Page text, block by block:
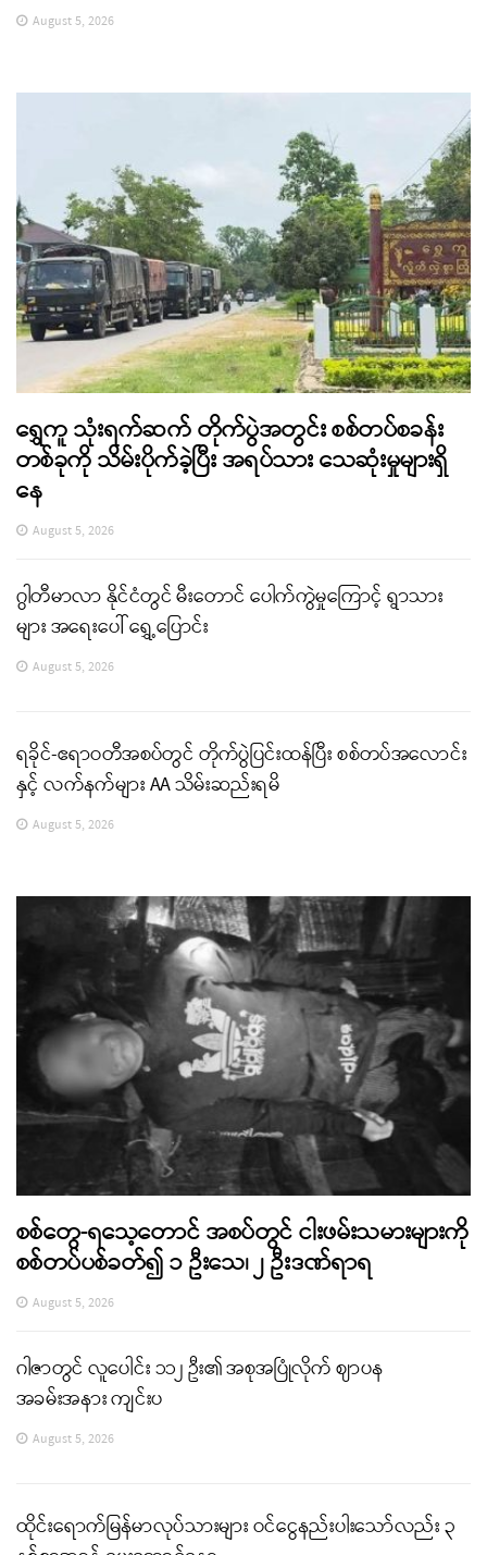
August 5, 2026
ရွှေကူ သုံးရက်ဆက် တိုက်ပွဲအတွင်း စစ်တပ်စခန်း
တစ်ခုကို သိမ်းပိုက်ခဲ့ပြီး အရပ်သား သေဆုံးမှုများရှိ
နေ
August 5, 2026
ဂွါတီမာလာ နိုင်ငံတွင် မီးတောင် ပေါက်ကွဲမှုကြောင့် ရွာသား
များ အရေးပေါ် ရွှေ့ပြောင်း
August 5, 2026
ရခိုင်-ဧရာဝတီအစပ်တွင် တိုက်ပွဲပြင်းထန်ပြီး စစ်တပ်အလောင်း
နှင့် လက်နက်များ AA သိမ်းဆည်းရမိ
August 5, 2026
စစ်တွေ-ရသေ့တောင် အစပ်တွင် ငါးဖမ်းသမားများကို
စစ်တပ်ပစ်ခတ်၍ ၁ ဦးသေ၊ ၂ ဦးဒဏ်ရာရ
August 5, 2026
ဂါဇာတွင် လူပေါင်း ၁၁၂ ဦး၏ အစုအပြုံလိုက် ဈာပန
အခမ်းအနား ကျင်းပ
August 5, 2026
ထိုင်းရောက်မြန်မာလုပ်သားများ ဝင်ငွေနည်းပါးသော်လည်း ၃